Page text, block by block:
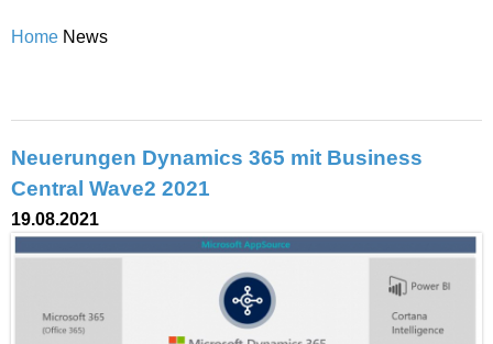
Home News
Neuerungen Dynamics 365 mit Business
Central Wave2 2021
19.08.2021